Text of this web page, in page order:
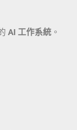
AI 工作系統 。